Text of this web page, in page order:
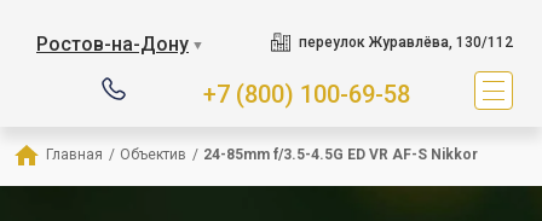
Ростов-на-Дону ▼ переулок Журавлёва, 130/112
+7 (800) 100-69-58
Главная / Объектив / 24-85mm f/3.5-4.5G ED VR AF-S Nikkor